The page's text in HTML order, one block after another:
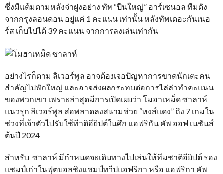
ซึ่งมีแต้มตามหลังจ่าฝูงอย่าง ทัพ “ปืนใหญ่” อาร์เซนอล ทีมดัง
จากกรุงลอนดอน อยู่แค่ 1 คะแนน เท่านั้น หลังทัพเดอะกันเนอ
ร์ส เก็บไปได้ 39 คะแนน จากการลงเล่นเท่ากัน
อย่างไรก็ตาม ลิเวอร์พูล อาจต้องเจอปัญหาการขาดนักเตะคน
สำคัญไปพักใหญ่ และอาจส่งผลกระทบต่อการไล่ล่าทำคะแนน
ของพวกเขา เพราะล่าสุดมีการเปิดเผยว่า โมฮาเหม็ด ซาลาห์
แนวรุก ลิเวอร์พูล ส่อพลาดลงสนามช่วย “หงส์แดง” ถึง 7 เกมใน
ช่วงที่เจ้าตัวไปรับใช้ทีาติอียิปต์ในศึก แอฟริกัน คัพ ออฟ เนชันส์
ต้นปี 2024
สำหรับ ซาลาห์ มีกำหนดจะเดินทางไปเล่นให้ทีมชาติอียิปต์ รอง
แชมป์เก่าในฟุตบอลชิงแชมป์ทวีปแอฟริกา หรือ แอฟริกา คัพ